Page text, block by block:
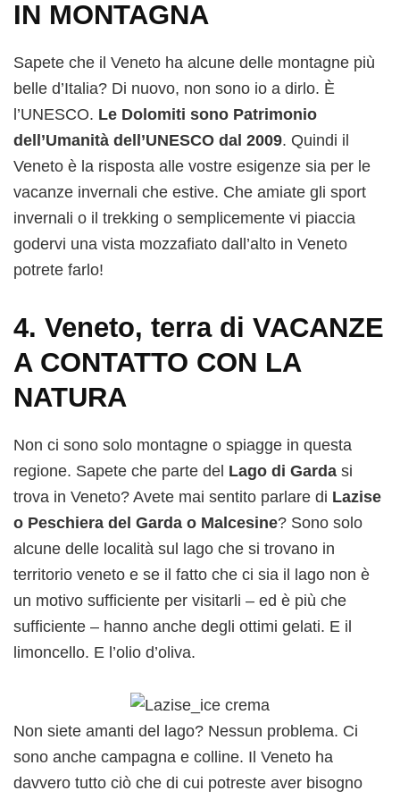
IN MONTAGNA
Sapete che il Veneto ha alcune delle montagne più
belle d’Italia? Di nuovo, non sono io a dirlo. È
l’UNESCO. Le Dolomiti sono Patrimonio
dell’Umanità dell’UNESCO dal 2009. Quindi il
Veneto è la risposta alle vostre esigenze sia per le
vacanze invernali che estive. Che amiate gli sport
invernali o il trekking o semplicemente vi piaccia
godervi una vista mozzafiato dall’alto in Veneto
potrete farlo!
4. Veneto, terra di VACANZE
A CONTATTO CON LA
NATURA
Non ci sono solo montagne o spiagge in questa
regione. Sapete che parte del Lago di Garda si
trova in Veneto? Avete mai sentito parlare di Lazise
o Peschiera del Garda o Malcesine? Sono solo
alcune delle località sul lago che si trovano in
territorio veneto e se il fatto che ci sia il lago non è
un motivo sufficiente per visitarli – ed è più che
sufficiente – hanno anche degli ottimi gelati. E il
limoncello. E l’olio d’oliva.
Non siete amanti del lago? Nessun problema. Ci
sono anche campagna e colline. Il Veneto ha
davvero tutto ciò che di cui potreste aver bisogno